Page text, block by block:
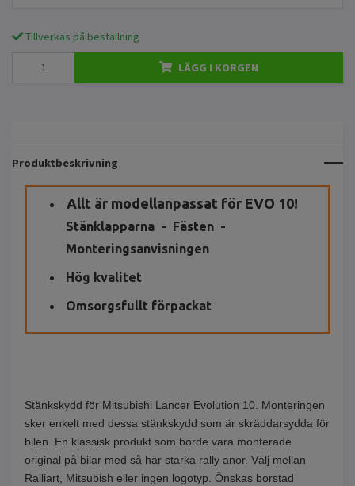
Tillverkas på beställning
LÄGG I KORGEN
Produktbeskrivning
Allt är modellanpassat för EVO 10!
Stänklapparna - Fästen -
Monteringsanvisningen
Hög kvalitet
Omsorgsfullt förpackat
Stänkskydd för Mitsubishi Lancer Evolution 10. Monteringen
sker enkelt med dessa stänkskydd som är skräddarsydda för
bilen. En klassisk produkt som borde vara monterade
original på bilar med så här starka rally anor. Välj mellan
Ralliart, Mitsubish eller ingen logotyp. Önskas borstad